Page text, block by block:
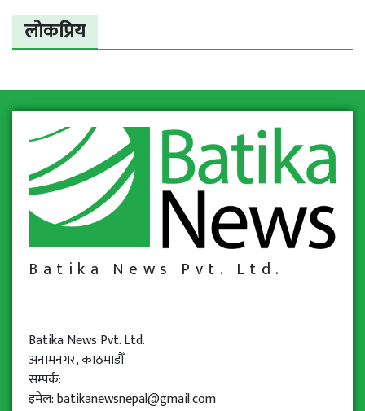
लोकप्रिय
Batika News Pvt. Ltd.
Batika News Pvt. Ltd.
अनामनगर, काठमाडौँ
सम्पर्क:
इमेल: batikanewsnepal@gmail.com